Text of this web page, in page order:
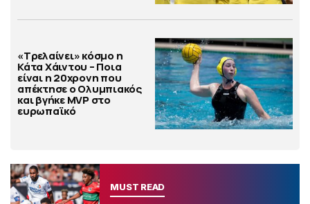
«Τρελαίνει» κόσμο η
Κάτα Χάιντου – Ποια
είναι η 20χρονη που
απέκτησε ο Ολυμπιακός
και βγήκε MVP στο
ευρωπαϊκό
MUST READ